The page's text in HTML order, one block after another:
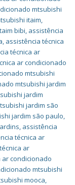
mtsubishi
itaim,
bibi, assistência
, assistência técnica
técnica ar
ar condicionado
mtsubishi
mtsubishi jardim
jardim
jardim são
jardim são paulo,
, assistência
técnica ar
ar
condicionado
mtsubishi
mooca,